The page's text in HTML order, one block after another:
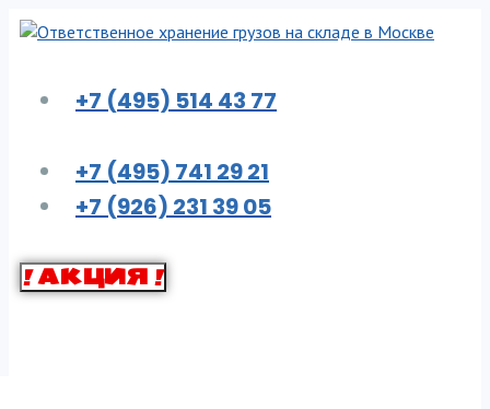
Перейти
+7 (495) 514 43 77
+7 (495) 741 29 21
+7 (926) 231 39 05
! АКЦИЯ !